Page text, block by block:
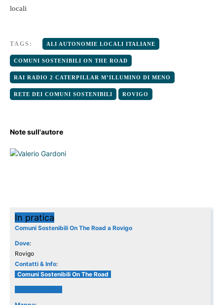
locali
TAGS: ALI AUTONOMIE LOCALI ITALIANE
COMUNI SOSTENIBILI ON THE ROAD
RAI RADIO 2 CATERPILLAR M’ILLUMINO DI MENO
RETE DEI COMUNI SOSTENIBILI ROVIGO
Note sull'autore
In pratica
Comuni Sostenibili On The Road a Rovigo
Dove:
Rovigo
Contatti & Info:
Comuni Sostenibili On The Road